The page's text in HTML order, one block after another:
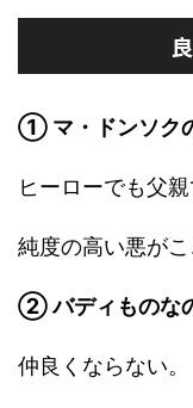
① マ・ドンソク
ヒーローでも父親
純度の高い悪がこ
② バディものな
仲良くならない。